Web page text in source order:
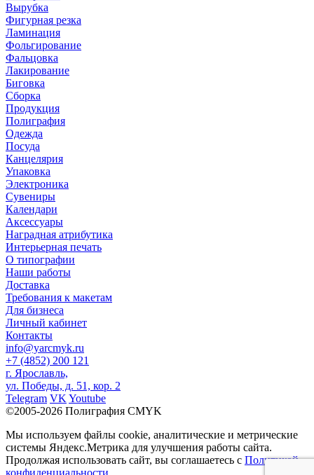
Вырубка
Фигурная резка
Ламинация
Фольгирование
Фальцовка
Лакирование
Биговка
Сборка
Продукция
Полиграфия
Одежда
Посуда
Канцелярия
Упаковка
Электроника
Сувениры
Календари
Аксессуары
Наградная атрибутика
Интерьерная печать
О типографии
Наши работы
Доставка
Требования к макетам
Для бизнеса
Личный кабинет
Контакты
info@yarcmyk.ru
+7 (4852) 200 121
г. Ярославль,
ул. Победы, д. 51, кор. 2
Telegram VK Youtube
©2005-2026 Полиграфия CMYK
Мы используем файлы cookie, аналитические и метрические
системы Яндекс.Метрика для улучшения работы сайта.
Продолжая использовать сайт, вы соглашаетесь с Политикой